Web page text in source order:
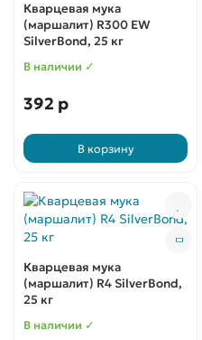
Кварцевая мука
(маршалит) R300 EW
SilverBond, 25 кг
В наличии ✓
392 р
В корзину
Кварцевая мука
(маршалит) R4 SilverBond,
25 кг
В наличии ✓